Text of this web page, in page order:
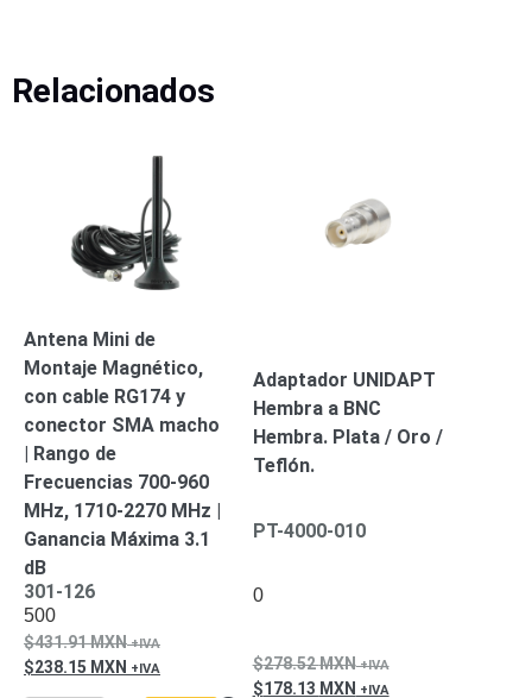
Canales
Monitores
Accesorios Mobiliario
de
ApoyoPantallas
/
Seguridad
Protección
Contra
Descargas
Alterna
Servidores
Accesorios
Mecánicos
Relacionados
Antena Mini de
Montaje Magnético,
con cable RG174 y
conector SMA macho
| Rango de
Frecuencias 700-960
MHz, 1710-2270 MHz |
Ganancia Máxima 3.1
dB
301-126
500
431.91MXN
238.15 MXN
Adaptador UNIDAPT
Hembra a BNC
Hembra. Plata / Oro /
Teflón.
PT-4000-010
0
278.52MXN
178.13 MXN